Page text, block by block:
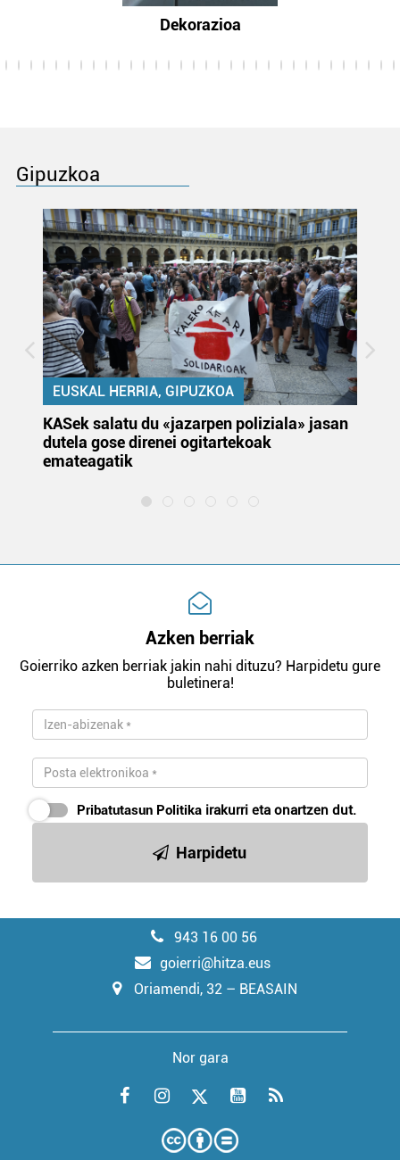
Dekorazioa
Gipuzkoa
EUSKAL HERRIA, GIPUZKOA
KASek salatu du «jazarpen poliziala» jasan
dutela gose direnei ogitartekoak
emateagatik
Azken berriak
Goierriko azken berriak jakin nahi dituzu? Harpidetu gure
buletinera!
Pribatutasun Politika irakurri eta onartzen dut.
Harpidetu
943 16 00 56
goierri@hitza.eus
Oriamendi, 32 – BEASAIN
Nor gara